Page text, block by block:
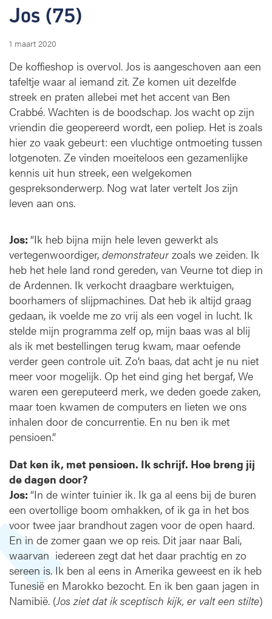
Jos (75)
1 maart 2020
De koffieshop is overvol. Jos is aangeschoven aan een
tafeltje waar al iemand zit. Ze komen uit dezelfde
streek en praten allebei met het accent van Ben
Crabbé. Wachten is de boodschap. Jos wacht op zijn
vriendin die geopereerd wordt, een poliep. Het is zoals
hier zo vaak gebeurt: een vluchtige ontmoeting tussen
lotgenoten. Ze vinden moeiteloos een gezamenlijke
kennis uit hun streek, een welgekomen
gespreksonderwerp. Nog wat later vertelt Jos zijn
leven aan ons.
Jos: “Ik heb bijna mijn hele leven gewerkt als
vertegenwoordiger, demonstrateurzoals we zeiden. Ik
heb het hele land rond gereden, van Veurne tot diep in
de Ardennen. Ik verkocht draagbare werktuigen,
boorhamers of slijpmachines. Dat heb ik altijd graag
gedaan, ik voelde me zo vrij als een vogel in lucht. Ik
stelde mijn programma zelf op, mijn baas was al blij
als ik met bestellingen terug kwam, maar oefende
verder geen controle uit. Zo’n baas, dat acht je nu niet
meer voor mogelijk. Op het eind ging het bergaf, We
waren een gereputeerd merk, we deden goede zaken,
maar toen kwamen de computers en lieten we ons
inhalen door de concurrentie. En nu ben ik met
pensioen.”
Dat ken ik, met pensioen. Ik schrijf. Hoe breng jij
de dagen door?
Jos: “In de winter tuinier ik. Ik ga al eens bij de buren
een overtollige boom omhakken, of ik ga in het bos
voor twee jaar brandhout zagen voor de open haard.
En in de zomer gaan we op reis. Dit jaar naar Bali,
waarvan iedereen zegt dat het daar prachtig en zo
sereen is. Ik ben al eens in Amerika geweest en ik heb
Tunesië en Marokko bezocht. En ik ben gaan jagen in
Namibië. (Jos ziet dat ik sceptisch kijk, er valt een stilte)